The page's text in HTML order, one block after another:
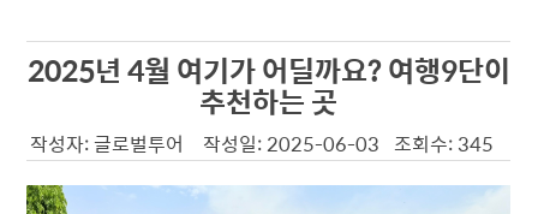
2025년 4월 여기가 어딜까요? 여행9단이
추천하는 곳
작성자: 글로벌투어 작성일: 2025-06-03 조회수: 345